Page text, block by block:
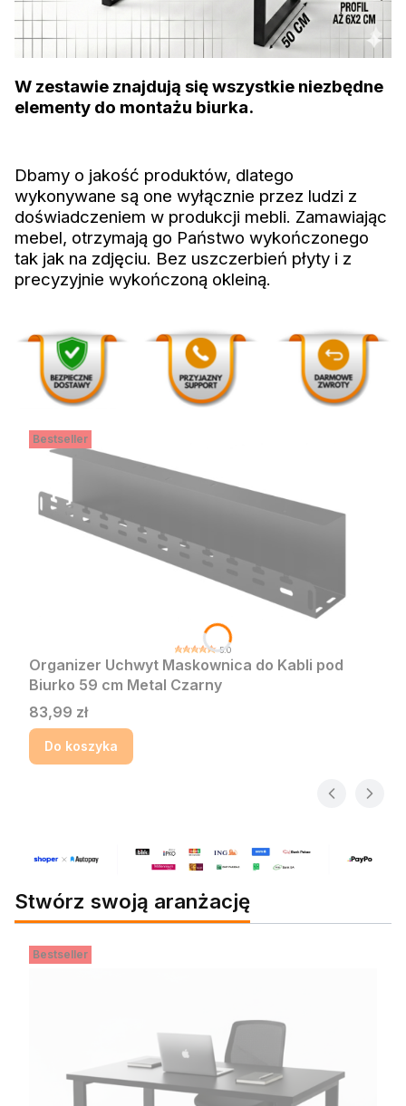
W zestawie znajdują się wszystkie niezbędne
elementy do montażu biurka.
Dbamy o jakość produktów, dlatego
wykonywane są one wyłącznie przez ludzi z
doświadczeniem w produkcji mebli. Zamawiając
mebel, otrzymają go Państwo wykończonego
tak jak na zdjęciu. Bez uszczerbień płyty i z
precyzyjnie wykończoną okleiną.
Bestseller
5.0
Organizer Uchwyt Maskownica do Kabli pod
Biurko 59 cm Metal Czarny
Cena
83,99 zł
Do koszyka
Stwórz swoją aranżację
Bestseller